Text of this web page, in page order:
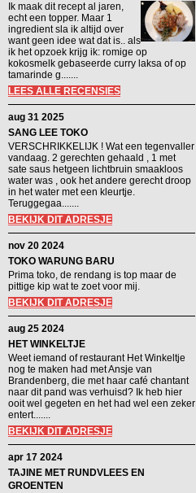
Ik maak dit recept al jaren,
echt een topper. Maar 1
ingredient sla ik altijd over
want geen idee wat dat is.. als
ik het opzoek krijg ik: romige op
kokosmelk gebaseerde curry laksa of op
tamarinde g.......
LEES ALLE RECENSIES
aug 31 2025
SANG LEE TOKO
VERSCHRIKKELIJK ! Wat een tegenvaller
vandaag. 2 gerechten gehaald , 1 met
sate saus hetgeen lichtbruin smaakloos
water was , ook het andere gerecht droop
in het water met een kleurtje.
Teruggegaa.......
BEKIJK DIT ADRESJE
nov 20 2024
TOKO WARUNG BARU
Prima toko, de rendang is top maar de
pittige kip wat te zoet voor mij.
BEKIJK DIT ADRESJE
aug 25 2024
HET WINKELTJE
Weet iemand of restaurant Het Winkeltje
nog te maken had met Ansje van
Brandenberg, die met haar café chantant
naar dit pand was verhuisd? Ik heb hier
ooit wel gegeten en het had wel een zeker
entert.......
BEKIJK DIT ADRESJE
apr 17 2024
TAJINE MET RUNDVLEES EN
GROENTEN